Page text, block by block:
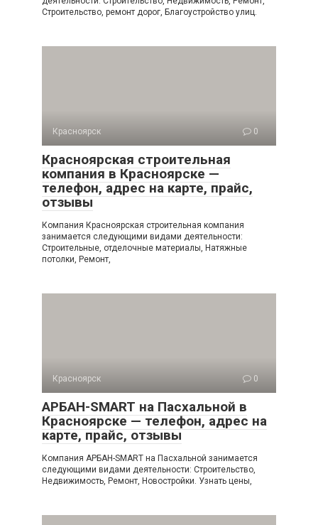
Строительство, ремонт дорог, Благоустройство улиц.
Красноярск 0
Красноярская строительная
компания в Красноярске —
телефон, адрес на карте, прайс,
отзывы
Компания Красноярская строительная компания
занимается следующими видами деятельности:
Строительные, отделочные материалы, Натяжные
потолки, Ремонт,
Красноярск 0
АРБАН-SMART на Пасхальной в
Красноярске — телефон, адрес на
карте, прайс, отзывы
Компания АРБАН-SMART на Пасхальной занимается
следующими видами деятельности: Строительство,
Недвижимость, Ремонт, Новостройки. Узнать цены,